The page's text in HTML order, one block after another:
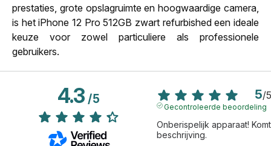
prestaties, grote opslagruimte en hoogwaardige camera,
is het iPhone 12 Pro 512GB zwart refurbished een ideale
keuze voor zowel particuliere als professionele
gebruikers.
4.3/5 5/5
Gecontroleerde beoordeling
Onberispelijk apparaat!
beschrijving.